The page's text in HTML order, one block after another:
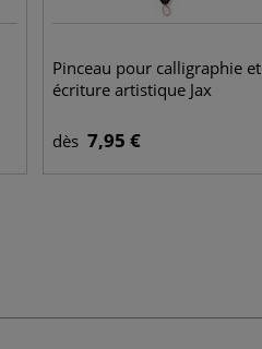
Pinceau pour calligraphie et
écriture artistique Jax
dès 7,95 €